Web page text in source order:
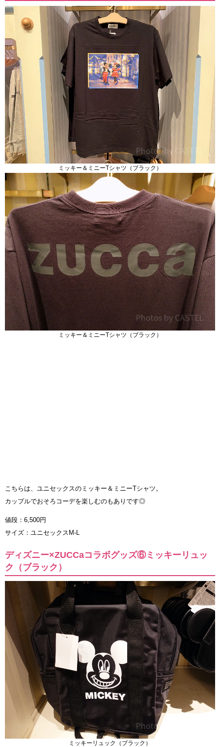
ミッキー＆ミニーTシャツ（ブラック）
ミッキー＆ミニーTシャツ（ブラック）
こちらは、ユニセックスのミッキー＆ミニーTシャツ。
カップルでおそろコーデを楽しむのもありです◎
値段：6,500円
サイズ：ユニセックスM-L
ディズニー×ZUCCaコラボグッズ⑥ミッキーリュッ
ク（ブラック）
ミッキーリュック（ブラック）